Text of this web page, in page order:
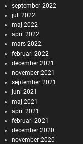
september 2022
juli 2022
maj 2022
april 2022
mars 2022
februari 2022
december 2021
november 2021
september 2021
juni 2021
maj 2021
april 2021
februari 2021
december 2020
november 2020